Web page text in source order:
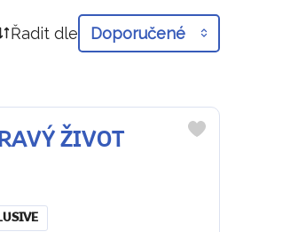
Řadit dle Doporučené
ŽIVOT